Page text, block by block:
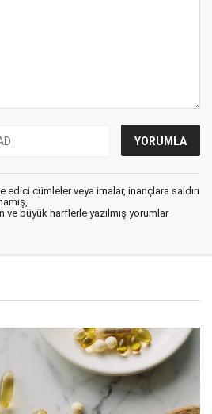
edici cümleler veya imalar, inançlara saldırı
ve büyük harflerle yazılmış yorumlar